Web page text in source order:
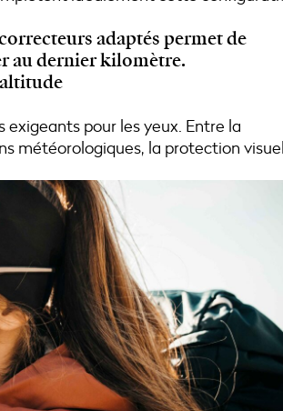
adaptés permet de
au dernier kilomètre.
exigeants pour les yeux. Entre la
météorologiques, la protection